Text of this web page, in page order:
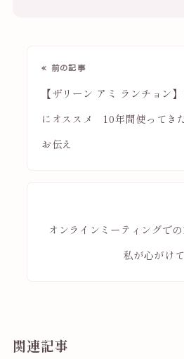
« 前の記事
【ザリーン アミ ランチョン
にオススメ 10年間使ってき
お伝え
オンラインミーティングで
私が心がけ
関連記事